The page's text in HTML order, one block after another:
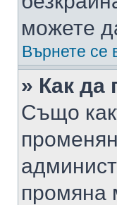
можете
Върнете се
» Как да
Също
промяна